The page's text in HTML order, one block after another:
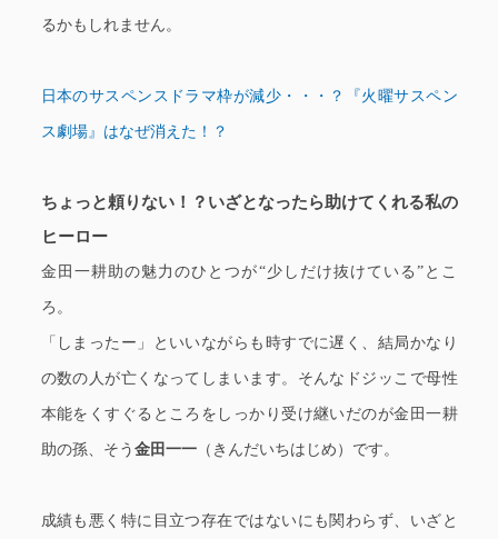
るかもしれません。
日本のサスペンスドラマ枠が減少・・・？『火曜サスペン
ス劇場』はなぜ消えた！？
ちょっと頼りない！？いざとなったら助けてくれる私の
ヒーロー
金田一耕助の魅力のひとつが“少しだけ抜けている”とこ
ろ。
「しまったー」といいながらも時すでに遅く、結局かなり
の数の人が亡くなってしまいます。そんなドジッこで母性
本能をくすぐるところをしっかり受け継いだのが金田一耕
助の孫、そう 金田一一（きんだいちはじめ）です。
成績も悪く特に目立つ存在ではないにも関わらず、いざと